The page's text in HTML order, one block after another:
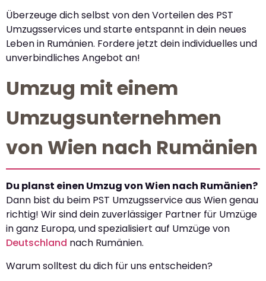
Überzeuge dich selbst von den Vorteilen des PST
Umzugsservices und starte entspannt in dein neues
Leben in Rumänien. Fordere jetzt dein individuelles und
unverbindliches Angebot an!
Umzug mit einem
Umzugsunternehmen
von Wien nach Rumänien
Du planst einen Umzug von Wien nach Rumänien?
Dann bist du beim PST Umzugsservice aus Wien genau
richtig! Wir sind dein zuverlässiger Partner für Umzüge
in ganz Europa, und spezialisiert auf Umzüge von
Deutschland nach Rumänien.
Warum solltest du dich für uns entscheiden?